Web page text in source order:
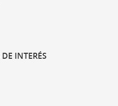
DE INTERÉS